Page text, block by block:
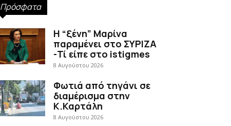
Πρόσφατα
Η “ξένη” Μαρίνα
παραμένει στο ΣΥΡΙΖΑ
-Τί είπε στο istigmes
8 Αυγούστου 2026
Φωτιά από τηγάνι σε
διαμέρισμα στην
Κ.Καρτάλη
8 Αυγούστου 2026